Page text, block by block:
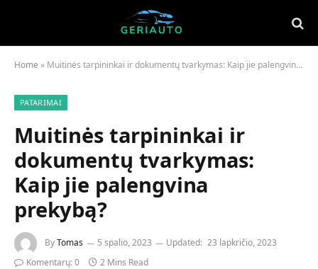
Home » Muitinės tarpininkai ir dokumentų tvarkymas: Kaip jie palengvina prekybą?
PATARIMAI
Muitinės tarpininkai ir
dokumentų tvarkymas:
Kaip jie palengvina
prekybą?
ByTomas 5 spalio, 2023 Updated: 23 lapkričio, 2023
Komentarų: 0
2 Mins Read